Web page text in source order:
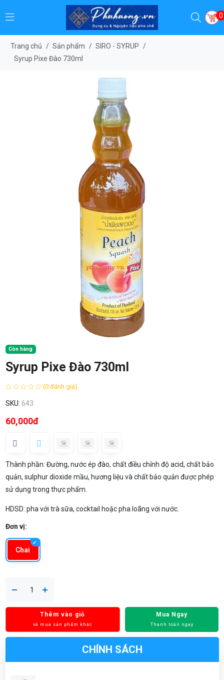
0
Trang chủ / Sản phẩm / SIRO - SYRUP /
Syrup Pixe Đào 730ml
Còn hàng
Syrup Pixe Đào 730ml
(0 đánh giá)
SKU: 643
60,000đ
Thành phần: Đường, nước ép đào, chất điều chỉnh độ acid, chất bảo
quản, sulphur dioxide mầu, hương liệu và chất bảo quản được phép
sử dụng trong thực phẩm.
HDSD: pha với trà sữa, cocktail hoặc pha loãng với nước.
Đơn vị:
Chai
Thêm vào giỏ
và mua sản phẩm khác
Mua Ngay
Thanh toán ngay
CHÍNH SÁCH